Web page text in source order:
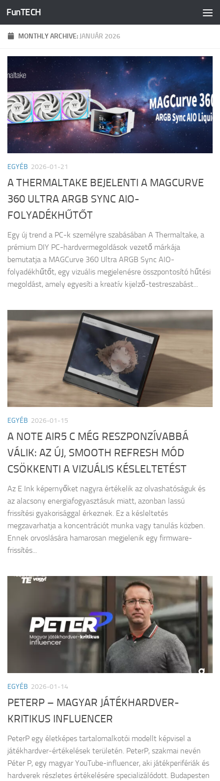
Skip to content
FunTECH
MONTHLY ARCHIVE: JANUÁR 2026
EGYÉB 2026-01-21
A THERMALTAKE BEJELENTI A MAGCURVE
360 ULTRA ARGB SYNC AIO-
FOLYADÉKHŰTŐT
Egy új trend a PC-k személyre szabásában A Thermaltake, a
prémium DIY PC-hardvermegoldások vezető márkája
bemutatja a MAGCurve 360 Ultra ARGB Sync AIO-
folyadékhűtőt, egy vizuális megjelenésre összpontosító hűtési
megoldást, amely egyesíti a kreatív kijelző-testreszabást...
EGYÉB 2026-01-15
A NOTE AIR5 C MÉG RESZPONZÍVABBÁ
VÁLIK: AZ ÚJ, SMOOTH REFRESH MÓD
CSÖKKENTI A VIZUÁLIS KÉSLELTETÉST
Az E Ink képernyőket nagyra értékelik az olvashatóságuk és
az alacsony energiafogyasztásuk miatt, azonban lassú
frissítési gyakorisággal érkeznek. Ez a késleltetés
megzavarhatja a koncentrációt munka vagy tanulás közben.
Ennek orvoslására hamarosan megjelenik egy firmware-
frissítés...
EGYÉB 2026-01-14
PETERP – MAGYAR JÁTÉKHARDVER-
KRITIKUS INFLUENCER
PeterP egy életképes tartalomalkotói modellt képvisel a
játékhardver-értékelések területén. PeterP, szakmai nevén
Péter P, egy magyar YouTube-influencer, aki játékperifériák és
hardverek részletes értékelésére specializálódott. Budapesten